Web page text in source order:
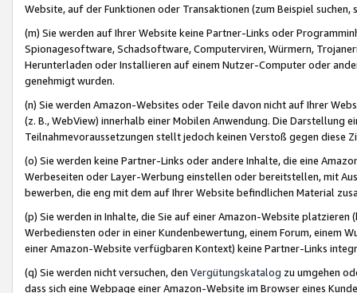
Website, auf der Funktionen oder Transaktionen (zum Beispiel
(m) Sie werden auf Ihrer Website keine Partner-Links oder
Spionagesoftware, Schadsoftware, Computerviren, Würmern,
Herunterladen oder Installieren auf einem Nutzer-Computer oder
genehmigt wurden.
(n) Sie werden Amazon-Websites oder Teile davon nicht auf Ihrer
(z. B., WebView) innerhalb einer Mobilen Anwendung. Die Darstellung
Teilnahmevoraussetzungen stellt jedoch keinen Verstoß gegen diese
(o) Sie werden keine Partner-Links oder andere Inhalte, die eine
Werbeseiten oder Layer-Werbung einstellen oder bereitstellen, mit
bewerben, die eng mit dem auf Ihrer Website befindlichen Material
(p) Sie werden in Inhalte, die Sie auf einer Amazon-Website
Werbediensten oder in einer Kundenbewertung, einem Forum, einem
einer Amazon-Website verfügbaren Kontext) keine Partner-Links
(q) Sie werden nicht versuchen, den Vergütungskatalog zu umgehen
dass sich eine Webpage einer Amazon-Website im Browser eines